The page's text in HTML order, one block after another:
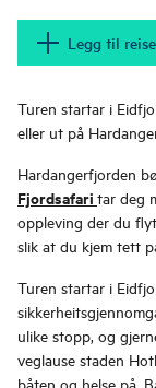
Legg til
Turen startar i
eller ut på
Hardangerfjorden
Fjordsafari tar deg
oppleving der du
slik at du kjem tett
Turen startar i
ulike stopp, og
veglause staden
båten og helse på.